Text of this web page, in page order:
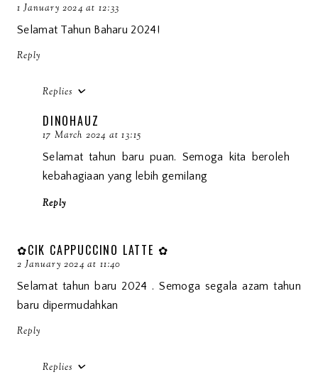
1 January 2024 at 12:33
Selamat Tahun Baharu 2024!
Reply
Replies
DINOHAUZ
17 March 2024 at 13:15
Selamat tahun baru puan. Semoga kita beroleh
kebahagiaan yang lebih gemilang
Reply
✿CIK CAPPUCCINO LATTE ✿
2 January 2024 at 11:40
Selamat tahun baru 2024 . Semoga segala azam tahun
baru dipermudahkan
Reply
Replies